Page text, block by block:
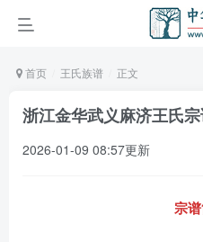
首页 王氏族谱 正文
浙江金华武义麻济王氏
2026-01-09 08:57更新
宗